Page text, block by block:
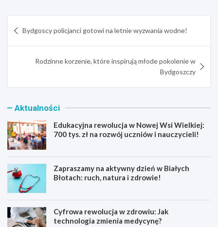
wpisu
Bydgoscy policjanci gotowi na letnie wyzwania wodne!
Rodzinne korzenie, które inspirują młode pokolenie w
Bydgoszczy
Aktualności
Edukacyjna rewolucja w Nowej Wsi Wielkiej:
700 tys. zł na rozwój uczniów i nauczycieli!
Zapraszamy na aktywny dzień w Białych
Błotach: ruch, natura i zdrowie!
Cyfrowa rewolucja w zdrowiu: Jak
technologia zmienia medycynę?